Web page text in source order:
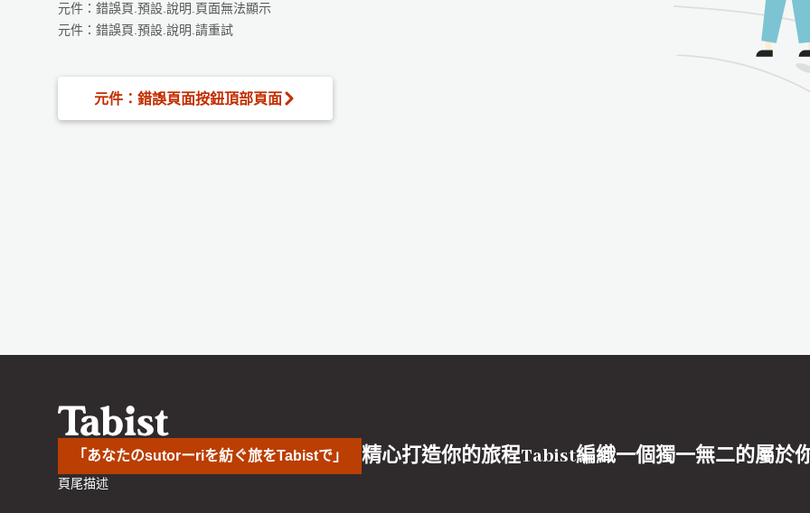
元件：錯誤頁.預設.說明.頁面無法顯示
元件：錯誤頁.預設.說明.請重試
元件：錯誤頁面按鈕頂部頁面
「あなたのsutorーriを紡ぐ旅をTabistで」 精心打造你的旅程Tabist編織一個獨一無二的屬於
頁尾描述